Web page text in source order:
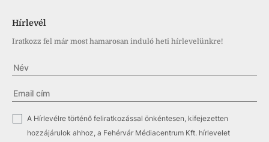
Hírlevél
Iratkozz fel már most hamarosan induló heti hírlevelünkre!
✓
A Hírlevélre történő feliratkozással önkéntesen, kifejezetten
hozzájárulok ahhoz, a Fehérvár Médiacentrum Kft. hírlevelet